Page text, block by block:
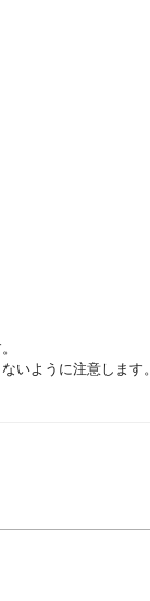
いように注意します。